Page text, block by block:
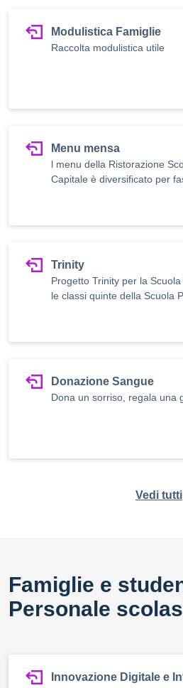
Modulistica Famiglie
Raccolta modulistica utile
Menu mensa
l menu della Ristorazione
Capitale è diversificato per
Trinity
Progetto Trinity per la
le classi quinte della Scuola
Donazione Sangue
Dona un sorriso, regala una
Vedi tutti
Famiglie e
Personale
Innovazione Digitale e